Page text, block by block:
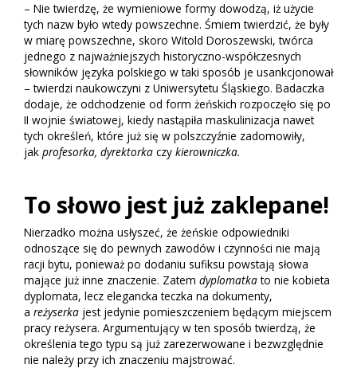
– Nie twierdzę, że wymieniowe formy dowodzą, iż użycie
tych nazw było wtedy powszechne. Śmiem twierdzić, że były
w miarę powszechne, skoro Witold Doroszewski, twórca
jednego z najważniejszych historyczno-współczesnych
słowników języka polskiego w taki sposób je usankcjonował
– twierdzi naukowczyni z Uniwersytetu Śląskiego. Badaczka
dodaje, że odchodzenie od form żeńskich rozpoczęło się po
II wojnie światowej, kiedy nastąpiła maskulinizacja nawet
tych określeń, które już się w polszczyźnie zadomowiły,
jak profesorka, dyrektorka czy kierowniczka.
To słowo jest już zaklepane!
Nierzadko można usłyszeć, że żeńskie odpowiedniki
odnoszące się do pewnych zawodów i czynności nie mają
racji bytu, ponieważ po dodaniu sufiksu powstają słowa
mające już inne znaczenie. Zatem dyplomatkato nie kobieta
dyplomata, lecz elegancka teczka na dokumenty,
a reżyserka jest jedynie pomieszczeniem będącym miejscem
pracy reżysera. Argumentujący w ten sposób twierdzą, że
określenia tego typu są już zarezerwowane i bezwzględnie
nie należy przy ich znaczeniu majstrować.